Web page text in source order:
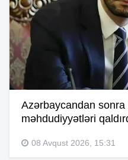
Azərbaycandan
məhdudiyyətləri
08 Avqust 2026, 15:31